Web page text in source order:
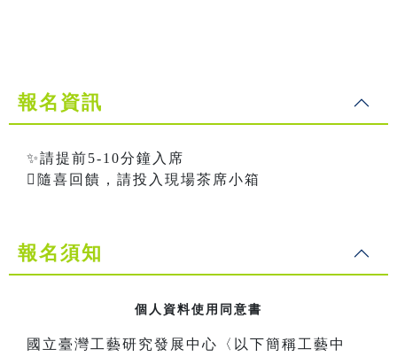
報名資訊
✨請提前5-10分鐘入席
隨喜回饋，請投入現場茶席小箱
報名須知
個人資料使用同意書
國立臺灣工藝研究發展中心〈以下簡稱工藝中